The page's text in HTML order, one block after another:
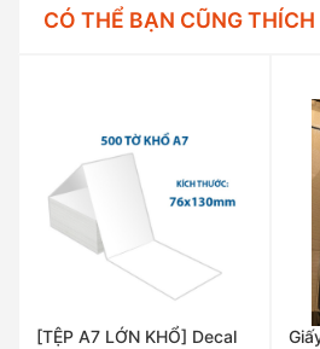
CÓ THỂ BẠN CŨNG THÍCH
[TỆP A7 LỚN KHỔ] Decal